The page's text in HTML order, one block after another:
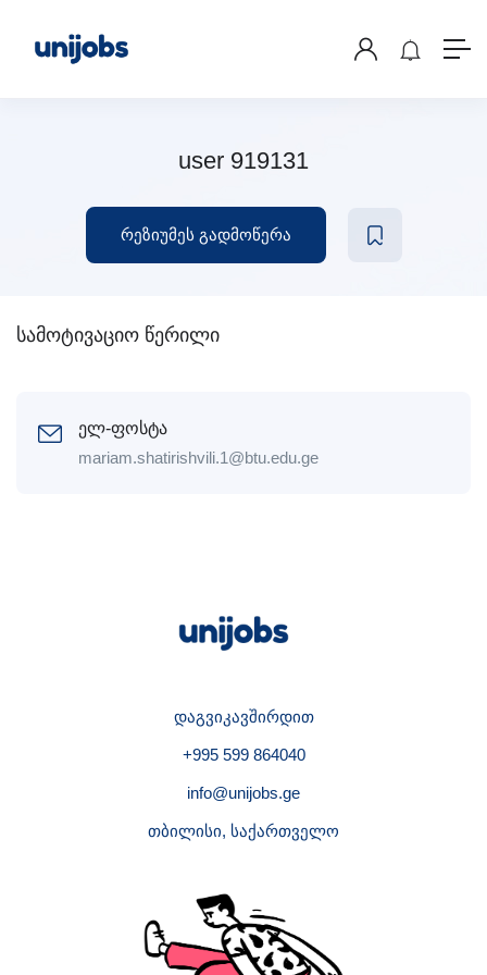
user 919131
რეზიუმეს გადმოწერა
სამოტივაციო წერილი
ელ-ფოსტა
mariam.shatirishvili.1@btu.edu.ge
დაგვიკავშირდით
+995 599 864040
info@unijobs.ge
თბილისი, საქართველო